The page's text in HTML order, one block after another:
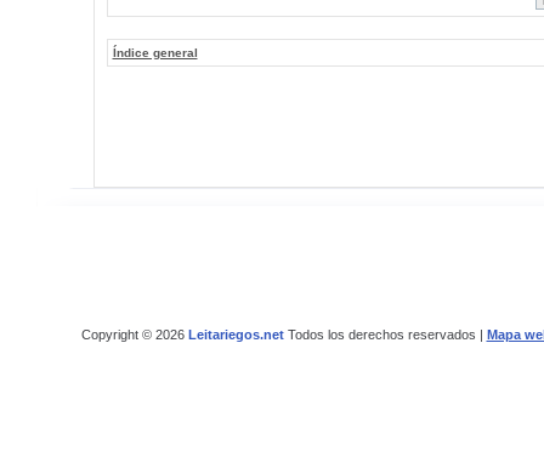
Índice general
Copyright © 2026 Leitariegos.netTodos los derechos reservados | Mapa